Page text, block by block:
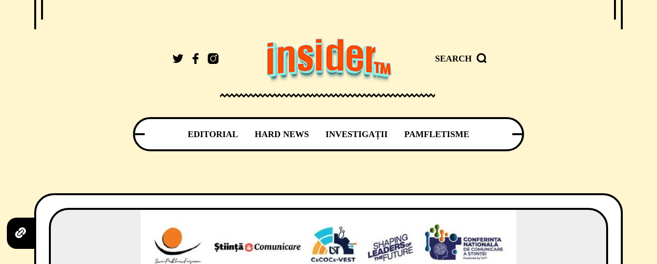
SEARCH
EDITORIAL HARD NEWS INVESTIGAȚII PAMFLETISME